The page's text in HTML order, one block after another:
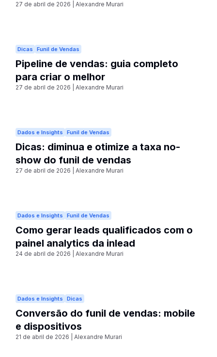
27 de abril de 2026 Alexandre Murari
Dicas Funil de Vendas
Pipeline de vendas: guia completo
para criar o melhor
27 de abril de 2026 Alexandre Murari
Dados e Insights Funil de Vendas
Dicas: diminua e otimize a taxa no-
show do funil de vendas
27 de abril de 2026 Alexandre Murari
Dados e Insights Funil de Vendas
Como gerar leads qualificados com o
painel analytics da inlead
24 de abril de 2026 Alexandre Murari
Dados e Insights Dicas
Conversão do funil de vendas: mobile
e dispositivos
21 de abril de 2026 Alexandre Murari